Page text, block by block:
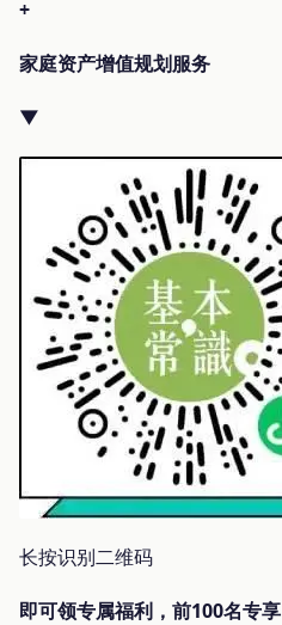
+
家庭资产增值规划服务
▼
长按识别二维码
即可领专属福利，前100名专享